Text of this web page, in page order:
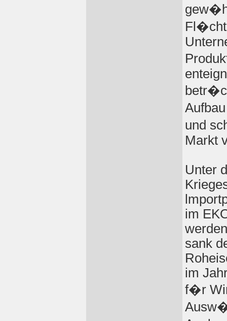
und
Markt
Unter
im
sank
im
f�r